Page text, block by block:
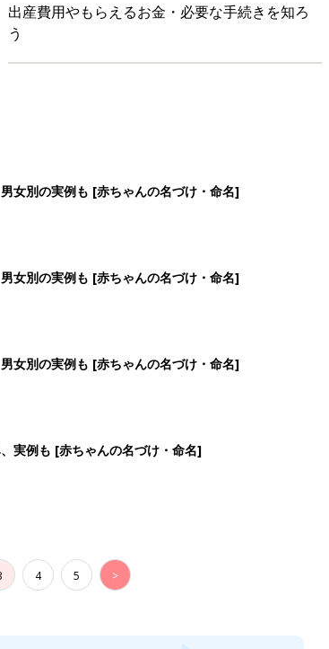
出産費用やもらえるお金・必要な手続きを知ろ
う
女別の実例も [赤ちゃんの名づけ・命名]
女別の実例も [赤ちゃんの名づけ・命名]
女別の実例も [赤ちゃんの名づけ・命名]
実例も [赤ちゃんの名づけ・命名]
4 5 >